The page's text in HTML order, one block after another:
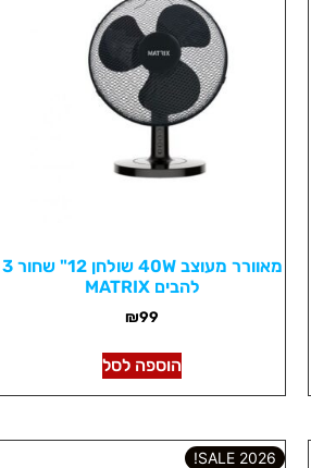
מאוורר מעוצב 40W שולחן 12" שחור 3
להבים MATRIX
₪99
הוספה לסל
2026 SALE!